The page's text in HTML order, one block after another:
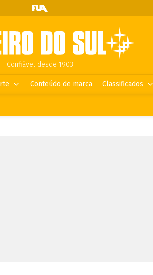
Confiável desde 1903.
Conteúdo de marca Classificados